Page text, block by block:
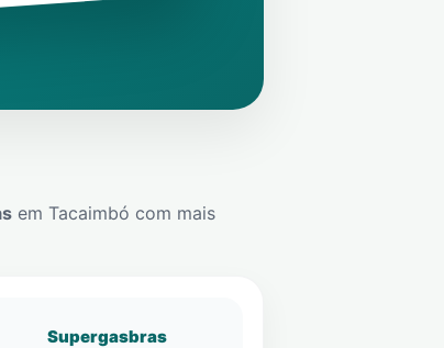
em Tacaimbó com mais
Supergasbras